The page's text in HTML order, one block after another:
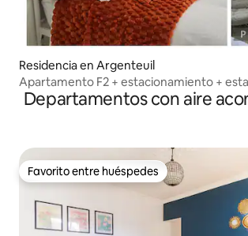
Residencia en Argenteuil
Apartamento F2 + estacionamiento +
10 minutos
Departamentos con aire
Favorito entre huéspedes
Favorito entre huéspedes